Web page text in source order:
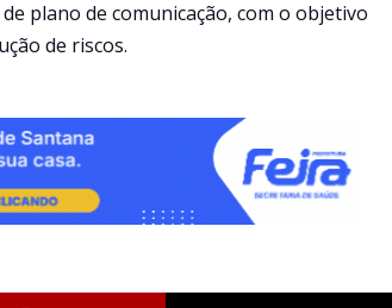
plano de comunicação, com o objetivo
de riscos.